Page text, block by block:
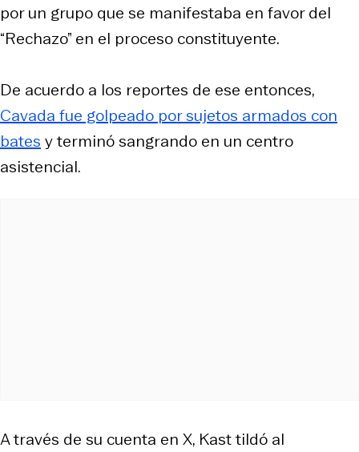
por un grupo que se manifestaba en favor del
“Rechazo” en el proceso constituyente.
De acuerdo a los reportes de ese entonces,
Cavada fue golpeado por sujetos armados con
bates y terminó sangrando en un centro
asistencial.
A través de su cuenta en X, Kast tildó al